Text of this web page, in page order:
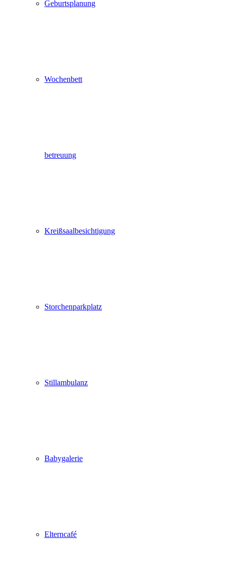
Geburtsplanung
Wochenbett
betreuung
Kreißsaalbesichtigung
Storchenparkplatz
Stillambulanz
Babygalerie
Elterncafé